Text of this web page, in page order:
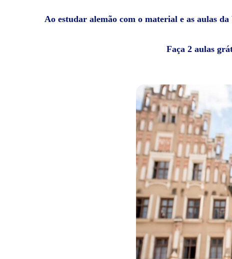
Ao estudar alemão com o material e as aulas
Faça 2 aulas